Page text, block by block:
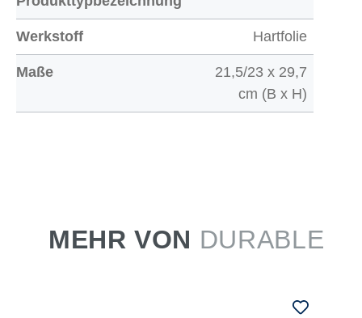
Werkstoff Hartfolie
Maße
21,5/23 x 29,7
cm (B x H)
MEHR VON DURABLE